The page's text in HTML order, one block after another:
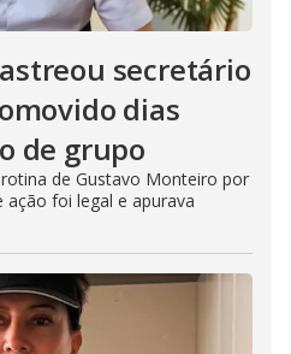
secretário
dias
de grupo
de Gustavo Monteiro por
ação foi legal e apurava